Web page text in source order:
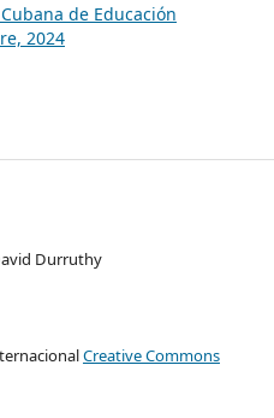
de Educación
2024
Durruthy
Creative Commons